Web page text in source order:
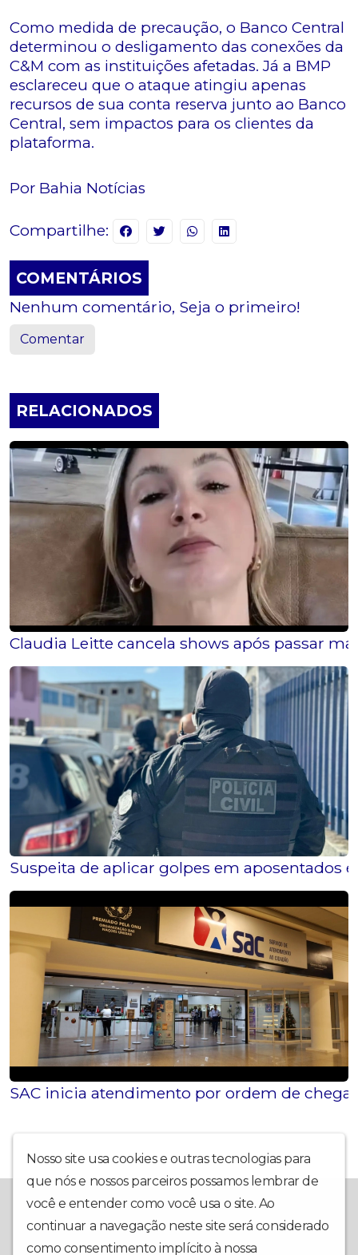
Como medida de precaução, o Banco Central
determinou o desligamento das conexões da
C&M com as instituições afetadas. Já a BMP
esclareceu que o ataque atingiu apenas
recursos de sua conta reserva junto ao Banco
Central, sem impactos para os clientes da
plataforma.
Por Bahia Notícias
Compartilhe:
COMENTÁRIOS
Nenhum comentário, Seja o primeiro!
Comentar
RELACIONADOS
Claudia Leitte cancela shows após passar
Suspeita de aplicar golpes em aposentados
SAC inicia atendimento por ordem de
Nosso site usa cookies e outras tecnologias para
que nós e nossos parceiros possamos lembrar de
você e entender como você usa o site. Ao
continuar a navegação neste site será considerado
como consentimento implícito à nossa
A Rádio Diamantina FM fica em Itaberaba, BA, e leva, há muitos
Diamantina. Também é possível escutar a nossa programação
através do nosso site e do nosso aplicativo para Android e